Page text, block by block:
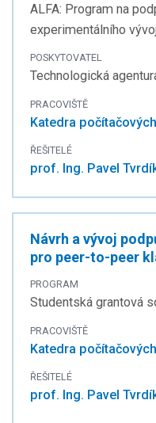
ALFA: Program na
experimentálního
POSKYTOVATEL
Technologická
PRACOVIŠTĚ
Katedra
ŘEŠITELÉ
prof. Ing. Pavel
Návrh a vývoj
pro peer-to-peer
PROGRAM
Studentská grantová
PRACOVIŠTĚ
Katedra
ŘEŠITELÉ
prof. Ing. Pavel